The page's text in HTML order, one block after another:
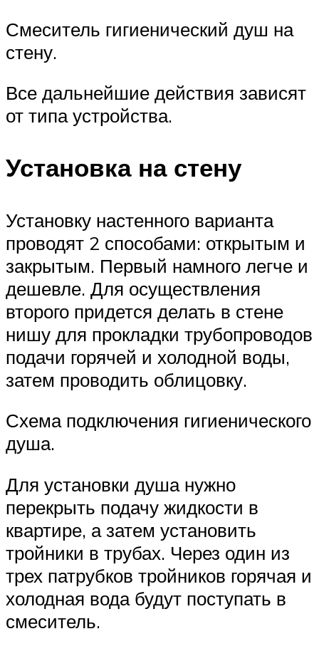
Смеситель гигиенический душ на
стену.
Все дальнейшие действия зависят
от типа устройства.
Установка на стену
Установку настенного варианта
проводят 2 способами: открытым и
закрытым. Первый намного легче и
дешевле. Для осуществления
второго придется делать в стене
нишу для прокладки трубопроводов
подачи горячей и холодной воды,
затем проводить облицовку.
Схема подключения гигиенического
душа.
Для установки душа нужно
перекрыть подачу жидкости в
квартире, а затем установить
тройники в трубах. Через один из
трех патрубков тройников горячая и
холодная вода будут поступать в
смеситель.